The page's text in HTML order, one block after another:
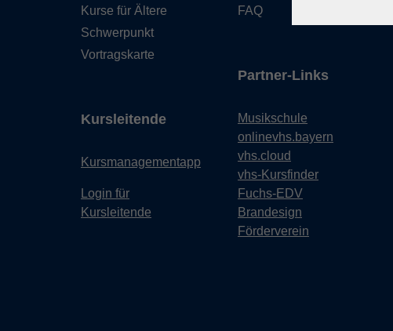
Kurse für Ältere
Schwerpunkt
Vortragskarte
Kursleitende
Kursmanagementapp
Login für
Kursleitende
FAQ
Partner-Links
Musikschule
onlinevhs.bayern
vhs.cloud
vhs-Kursfinder
Fuchs-EDV
Brandesign
Förderverein